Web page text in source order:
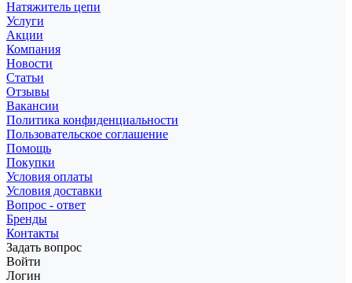
Натяжитель цепи
Услуги
Акции
Компания
Новости
Статьи
Отзывы
Вакансии
Политика конфиденциальности
Пользовательское соглашение
Помощь
Покупки
Условия оплаты
Условия доставки
Вопрос - ответ
Бренды
Контакты
Задать вопрос
Войти
Логин